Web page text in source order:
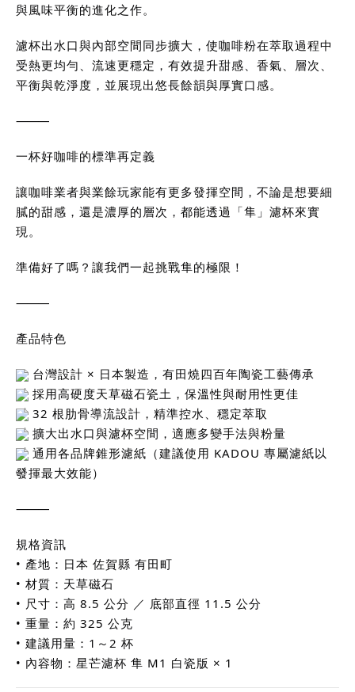
與風味平衡的進化之作。
濾杯出水口與內部空間同步擴大，使咖啡粉在萃取過程中
受熱更均勻、流速更穩定，有效提升甜感、香氣、層次、
平衡與乾淨度，並展現出悠長餘韻與厚實口感。
⸻
一杯好咖啡的標準再定義
讓咖啡業者與業餘玩家能有更多發揮空間，不論是想要細
膩的甜感，還是濃厚的層次，都能透過「隼」濾杯來實
現。
準備好了嗎？讓我們一起挑戰隼的極限！
⸻
產品特色
台灣設計 × 日本製造，有田燒四百年陶瓷工藝傳承
採用高硬度天草磁石瓷土，保溫性與耐用性更佳
32 根肋骨導流設計，精準控水、穩定萃取
擴大出水口與濾杯空間，適應多變手法與粉量
通用各品牌錐形濾紙（建議使用 KADOU 專屬濾紙以
發揮最大效能）
⸻
規格資訊
• 產地：日本 佐賀縣 有田町
• 材質：天草磁石
• 尺寸：高 8.5 公分 ／ 底部直徑 11.5 公分
• 重量：約 325 公克
• 建議用量：1～2 杯
• 內容物：星芒濾杯 隼 M1 白瓷版 × 1